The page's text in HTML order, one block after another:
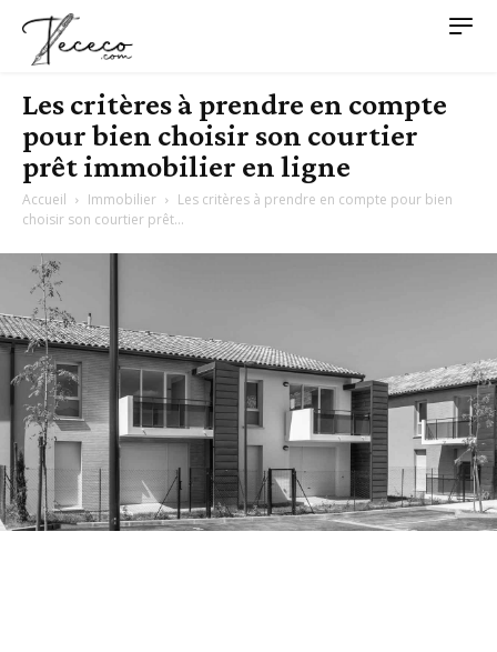
Les critères à prendre en compte
pour bien choisir son courtier
prêt immobilier en ligne
Accueil Immobilier
Les critères à prendre en compte pour bien
choisir son courtier prêt...